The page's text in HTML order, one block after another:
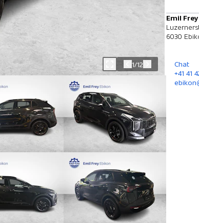
Emil
6030
Chat
+41 41
1/12